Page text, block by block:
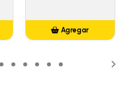
Agregar